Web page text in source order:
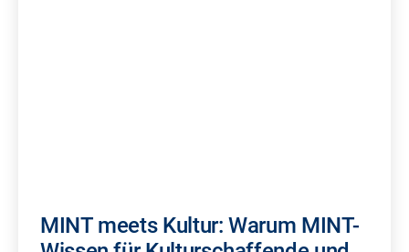
MINT meets Kultur: Warum MINT-